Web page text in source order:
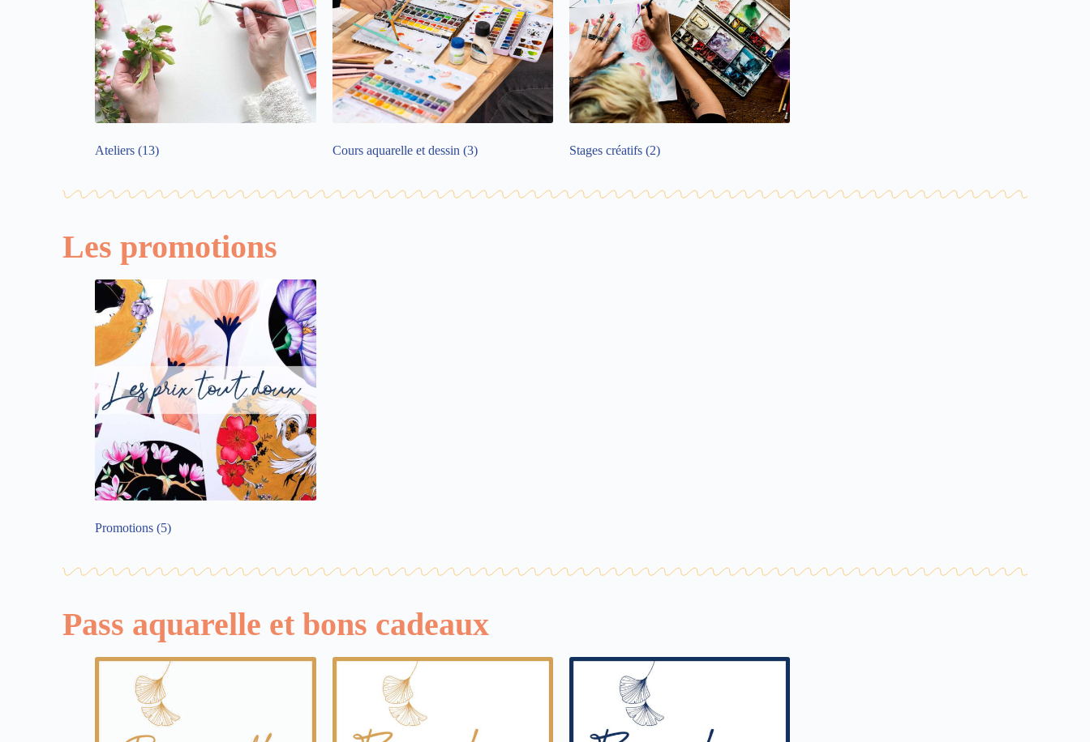
Ateliers(13) Cours aquarelle et dessin (3) Stages créatifs (2)
Les promotions
Promotions(5)
Pass aquarelle et bons cadeaux